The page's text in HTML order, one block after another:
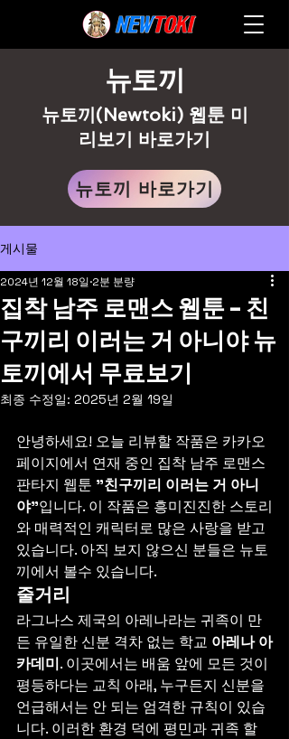
뉴토끼
뉴토끼(Newtoki) 웹툰 미
리보기 바로가기
뉴토끼 바로가기
게시물
집착 남주 로맨스 웹툰 - 친
구끼리 이러는 거 아니야 뉴
토끼에서 무료보기
2024년 12월 18일 2분 분량
최종 수정일: 2025년 2월 19일
안녕하세요! 오늘 리뷰할 작품은 카카오
페이지에서 연재 중인 집착 남주 로맨스
판타지 웹툰 "친구끼리 이러는 거 아니
야"입니다. 이 작품은 흥미진진한 스토리
와 매력적인 캐릭터로 많은 사랑을 받고
있습니다. 아직 보지 않으신 분들은 뉴토
끼에서 볼수 있습니다.
줄거리
라그나스 제국의 아레나라는 귀족이 만
든 유일한 신분 격차 없는 학교 아레나 아
카데미. 이곳에서는 배움 앞에 모든 것이
평등하다는 교칙 아래, 누구든지 신분을
언급해서는 안 되는 엄격한 규칙이 있습
니다. 이러한 환경 덕에 평민과 귀족 할